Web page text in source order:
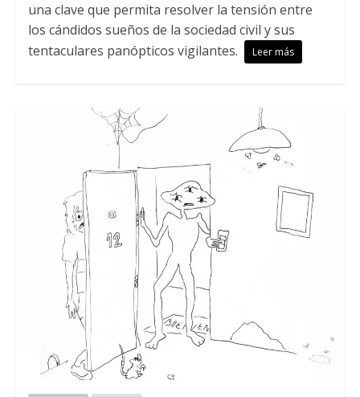
una clave que permita resolver la tensión entre
los cándidos sueños de la sociedad civil y sus
tentaculares panópticos vigilantes.
Leer más